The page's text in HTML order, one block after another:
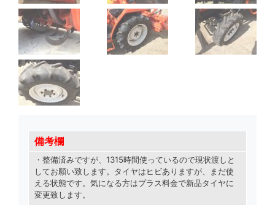
備考欄
・整備済みですが、 1315時間使っているので現状渡しと
してお願い致します。
タイヤはヒビありますが、まだ使
える状態です。気になる方はプラス料金で新品タイヤに
変更致します。